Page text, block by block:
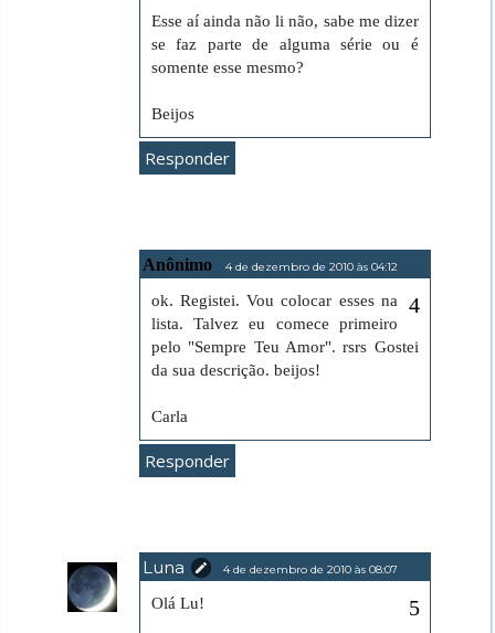
Esse aí ainda não li não, sabe me dizer
se faz parte de alguma série ou é
somente esse mesmo?
Beijos
Responder
Anônimo 4 de dezembro de 2010 às 04:12
ok. Registei. Vou colocar esses na
lista. Talvez eu comece primeiro
pelo "Sempre Teu Amor". rsrs Gostei
da sua descrição. beijos!
Carla
Responder
Luna 4 de dezembro de 2010 às 08:07
Olá Lu!